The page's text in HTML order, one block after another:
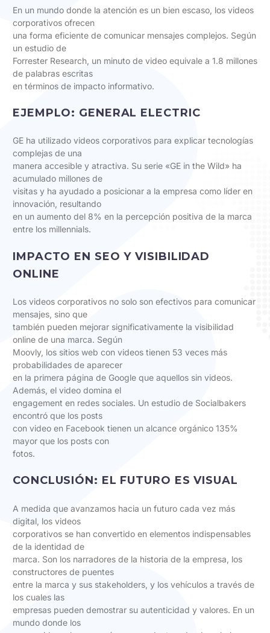
En un mundo donde la atención es un bien escaso, los videos
corporativos ofrecen
una forma eficiente de comunicar mensajes complejos. Según
un estudio de
Forrester Research, un minuto de video equivale a 1.8 millones
de palabras escritas
en términos de impacto informativo.
EJEMPLO: GENERAL ELECTRIC
GE ha utilizado videos corporativos para explicar tecnologías
complejas de una
manera accesible y atractiva. Su serie «GE in the Wild» ha
acumulado millones de
visitas y ha ayudado a posicionar a la empresa como líder en
innovación, resultando
en un aumento del 8% en la percepción positiva de la marca
entre los millennials.
IMPACTO EN SEO Y VISIBILIDAD
ONLINE
Los videos corporativos no solo son efectivos para comunicar
mensajes, sino que
también pueden mejorar significativamente la visibilidad
online de una marca. Según
Moovly, los sitios web con videos tienen 53 veces más
probabilidades de aparecer
en la primera página de Google que aquellos sin videos.
Además, el video domina el
engagement en redes sociales. Un estudio de Socialbakers
encontró que los posts
con video en Facebook tienen un alcance orgánico 135%
mayor que los posts con
fotos.
CONCLUSIÓN: EL FUTURO ES VISUAL
A medida que avanzamos hacia un futuro cada vez más
digital, los videos
corporativos se han convertido en elementos indispensables
de la identidad de
marca. Son los narradores de la historia de la empresa, los
constructores de puentes
entre la marca y sus stakeholders, y los vehículos a través de
los cuales las
empresas pueden demostrar su autenticidad y valores. En un
mundo donde los